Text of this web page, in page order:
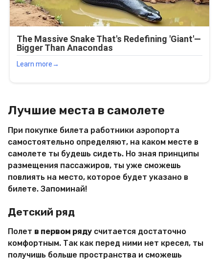
Лучшие места в самолете
При покупке билета работники аэропорта
самостоятельно определяют, на каком месте в
самолете ты будешь сидеть. Но зная принципы
размещения пассажиров, ты уже сможешь
повлиять на место, которое будет указано в
билете. Запоминай!
Детский ряд
Полет в первом ряду считается достаточно
комфортным. Так как перед ними нет кресел, ты
получишь больше пространства и сможешь